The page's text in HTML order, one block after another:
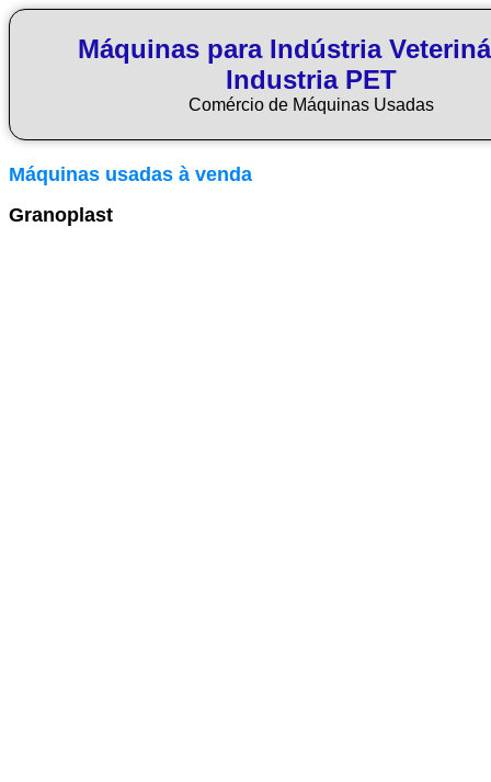
Máquinas para Indústria
Industria PET
Comércio de Máquinas Usadas
Máquinas usadas à venda
Granoplast